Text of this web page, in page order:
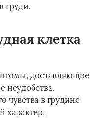
груди.
клетка
доставляющие
неудобства.
чувства в грудине
характер,